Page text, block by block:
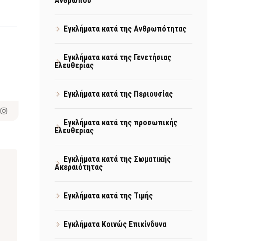
Εγκλήματα κατά της Ανθρωπότητας
Εγκλήματα κατά της Γενετήσιας
Ελευθερίας
Εγκλήματα κατά της Περιουσίας
Εγκλήματα κατά της προσωπικής
Ελευθερίας
Εγκλήματα κατά της Σωματικής
Ακεραιότητας
Εγκλήματα κατά της Τιμής
Εγκλήματα Κοινώς Επικίνδυνα